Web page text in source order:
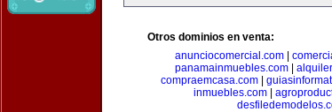
Otros dominios en venta:
anunciocomercial.com
panamainmuebles.com|
compraemcasa.com
inmuebles.com